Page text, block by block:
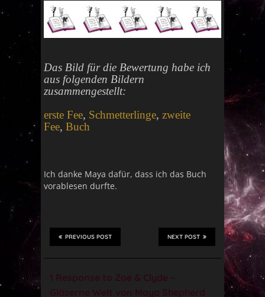
Das Bild für die Bewertung habe ich
aus folgenden Bildern
zusammengestellt:
erste Fee, Schmetterlinge, zweite
Fee, Buch
Ich danke Maya dafür, dass ich das Buch
vorablesen durfte.
NEXT POST
PREVIOUS POST